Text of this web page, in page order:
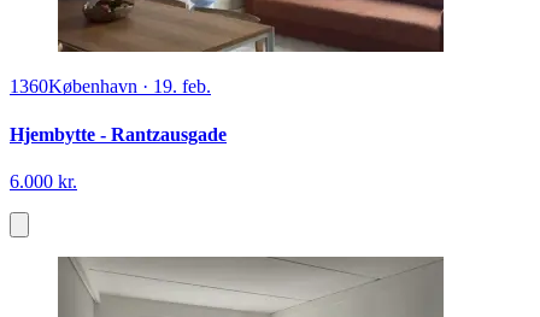
1360København · 19. feb.
Hjembytte - Rantzausgade
6.000 kr.